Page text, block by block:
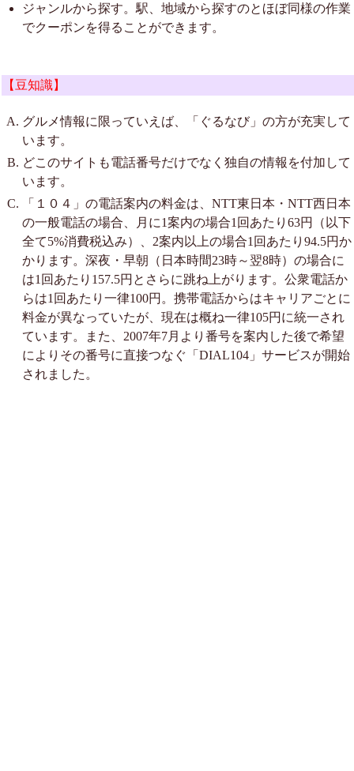
ジャンルから探す。駅、地域から探すのとほぼ同様の作業
でクーポンを得ることができます。
【豆知識】
グルメ情報に限っていえば、「ぐるなび」の方が充実して
います。
どこのサイトも電話番号だけでなく独自の情報を付加して
います。
「１０４」の電話案内の料金は、NTT東日本・NTT西日本
の一般電話の場合、月に1案内の場合1回あたり63円（以下
全て5%消費税込み）、2案内以上の場合1回あたり94.5円か
かります。深夜・早朝（日本時間23時～翌8時）の場合に
は1回あたり157.5円とさらに跳ね上がります。公衆電話か
らは1回あたり一律100円。携帯電話からはキャリアごとに
料金が異なっていたが、現在は概ね一律105円に統一され
ています。また、2007年7月より番号を案内した後で希望
によりその番号に直接つなぐ「DIAL104」サービスが開始
されました。